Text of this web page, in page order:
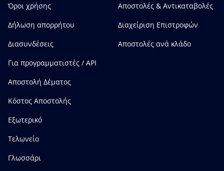
Όροι χρήσης
Δήλωση απορρήτου
Διασυνδέσεις
Για προγραμματιστές / API
Αποστολή Δέματος
Κόστος Αποστολής
Εξωτερικό
Τελωνείο
Γλωσσάρι
Αποστολές & Αντικαταβολές
Διαχείριση Επιστροφών
Αποστολές ανά κλάδο